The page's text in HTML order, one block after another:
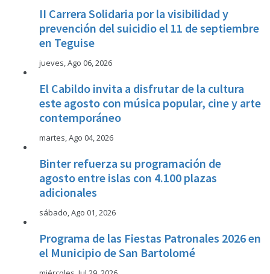
II Carrera Solidaria por la visibilidad y
prevención del suicidio el 11 de septiembre
en Teguise
jueves, Ago 06, 2026
El Cabildo invita a disfrutar de la cultura
este agosto con música popular, cine y arte
contemporáneo
martes, Ago 04, 2026
Binter refuerza su programación de
agosto entre islas con 4.100 plazas
adicionales
sábado, Ago 01, 2026
Programa de las Fiestas Patronales 2026 en
el Municipio de San Bartolomé